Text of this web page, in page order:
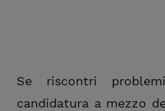
Se riscontri
candidatura a mezzo